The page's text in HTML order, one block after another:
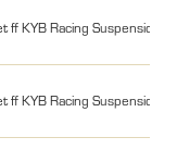
ff KYB Racing Suspension
ff KYB Racing Suspension